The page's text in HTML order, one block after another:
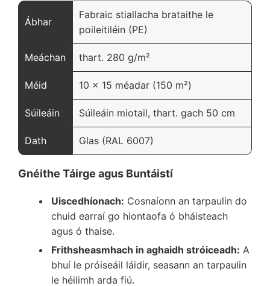
Ábhar
Fabraic stiallacha brataithe le
poileitiléin (PE)
Meáchan thart. 280 g/m²
Méid 10 x 15 méadar (150 m²)
Súileáin Súileáin miotail, thart. gach 50 cm
Dath Glas (RAL 6007)
Gnéithe Táirge agus Buntáistí
Uiscedhíonach: Cosnaíonn an tarpaulin do
chuid earraí go hiontaofa ó bháisteach
agus ó thaise.
Frithsheasmhach in aghaidh stróiceadh: A
bhuí le próiseáil láidir, seasann an tarpaulin
le héilimh arda fiú.